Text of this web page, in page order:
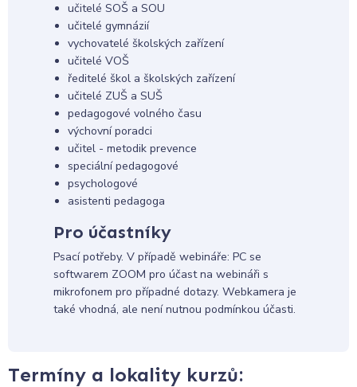
učitelé SOŠ a SOU
učitelé gymnázií
vychovatelé školských zařízení
učitelé VOŠ
ředitelé škol a školských zařízení
učitelé ZUŠ a SUŠ
pedagogové volného času
výchovní poradci
učitel - metodik prevence
speciální pedagogové
psychologové
asistenti pedagoga
Pro účastníky
Psací potřeby. V případě webináře: PC se
softwarem ZOOM pro účast na webináři s
mikrofonem pro případné dotazy. Webkamera je
také vhodná, ale není nutnou podmínkou účasti.
Termíny a lokality kurzů: